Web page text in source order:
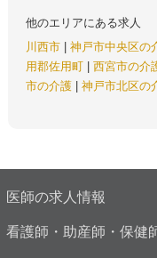
他のエリアにある求人
川西市
神戸市中央区の
用郡佐用町
西宮市の介
市の介護
神戸市北区の
医師の求人情報
看護師・助産師・保健